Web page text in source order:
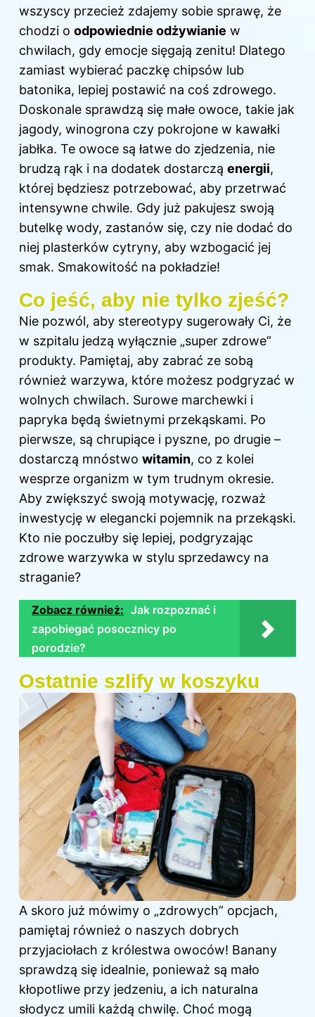
wszyscy przecież zdajemy sobie sprawę, że
chodzi o odpowiednie odżywianie w
chwilach, gdy emocje sięgają zenitu! Dlatego
zamiast wybierać paczkę chipsów lub
batonika, lepiej postawić na coś zdrowego.
Doskonale sprawdzą się małe owoce, takie jak
jagody, winogrona czy pokrojone w kawałki
jabłka. Te owoce są łatwe do zjedzenia, nie
brudzą rąk i na dodatek dostarczą energii,
której będziesz potrzebować, aby przetrwać
intensywne chwile. Gdy już pakujesz swoją
butelkę wody, zastanów się, czy nie dodać do
niej plasterków cytryny, aby wzbogacić jej
smak. Smakowitość na pokładzie!
Co jeść, aby nie tylko zjeść?
Nie pozwól, aby stereotypy sugerowały Ci, że
w szpitalu jedzą wyłącznie „super zdrowe”
produkty. Pamiętaj, aby zabrać ze sobą
również warzywa, które możesz podgryzać w
wolnych chwilach. Surowe marchewki i
papryka będą świetnymi przekąskami. Po
pierwsze, są chrupiące i pyszne, po drugie –
dostarczą mnóstwo witamin, co z kolei
wesprze organizm w tym trudnym okresie.
Aby zwiększyć swoją motywację, rozważ
inwestycję w elegancki pojemnik na przekąski.
Kto nie poczułby się lepiej, podgryzając
zdrowe warzywka w stylu sprzedawcy na
straganie?
Zobacz również: Jak rozpoznać i
zapobiegać posocznicy po
porodzie?
Ostatnie szlify w koszyku
A skoro już mówimy o „zdrowych” opcjach,
pamiętaj również o naszych dobrych
przyjaciołach z królestwa owoców! Banany
sprawdzą się idealnie, ponieważ są mało
kłopotliwe przy jedzeniu, a ich naturalna
słodycz umili każdą chwilę. Choć mogą